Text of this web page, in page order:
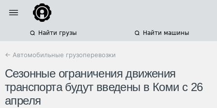
Найти грузы Найти машины
← Автомобильные грузоперевозки
Сезонные ограничения движения
транспорта будут введены в Коми с 26
апреля